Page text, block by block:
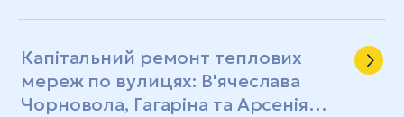
Капітальний ремонт теплових
мереж по вулицях: В'ячеслава
Чорновола, Гагаріна та Арсенія